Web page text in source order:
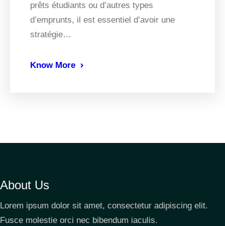
prêts étudiants ou d’autres types
d’emprunts, il est essentiel d’avoir une
stratégie…
Know More
About Us
Lorem ipsum dolor sit amet, consectetur adipiscing elit.
Fusce molestie orci nec bibendum iaculis.